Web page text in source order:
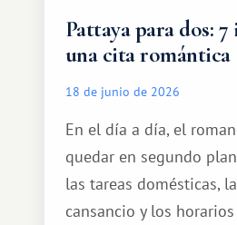
Pattaya para dos: 7
una cita romántica
18 de junio de 2026
En el día a día, el
quedar en segundo
las tareas domésticas,
cansancio y los